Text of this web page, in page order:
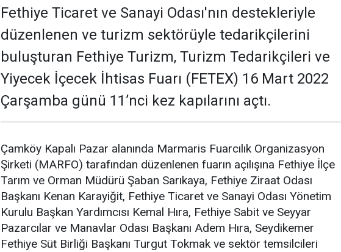
Fethiye Ticaret ve Sanayi Odası'nın destekleriyle
düzenlenen ve turizm sektörüyle tedarikçilerini
buluşturan Fethiye Turizm, Turizm Tedarikçileri ve
Yiyecek İçecek İhtisas Fuarı (FETEX) 16 Mart 2022
Çarşamba günü 11’nci kez kapılarını açtı.
Çamköy Kapalı Pazar alanında Marmaris Fuarcılık Organizasyon
Şirketi (MARFO) tarafından düzenlenen fuarın açılışına Fethiye İlçe
Tarım ve Orman Müdürü Şaban Sarıkaya, Fethiye Ziraat Odası
Başkanı Kenan Karayiğit, Fethiye Ticaret ve Sanayi Odası Yönetim
Kurulu Başkan Yardımcısı Kemal Hıra, Fethiye Sabit ve Seyyar
Pazarcılar ve Manavlar Odası Başkanı Adem Hıra, Seydikemer
Fethiye Süt Birliği Başkanı Turgut Tokmak ve sektör temsilcileri